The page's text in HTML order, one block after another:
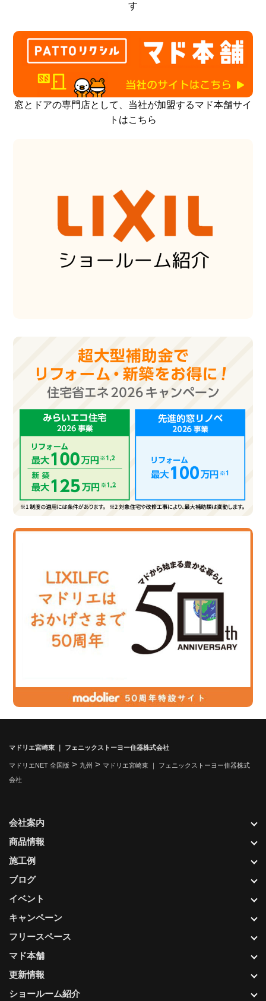
す
窓とドアの専門店として、当社が加盟するマド本舗サイ
トはこちら
マドリエ宮崎東 ｜ フェニックストーヨー住器株式会社
マドリエNET 全国版 > 九州 > マドリエ宮崎東 ｜ フェニックストーヨー住器株式
会社
更新情報
ショールーム紹介
会社案内
商品情報
施工例
ブログ
イベント
キャンペーン
フリースペース
マド本舗